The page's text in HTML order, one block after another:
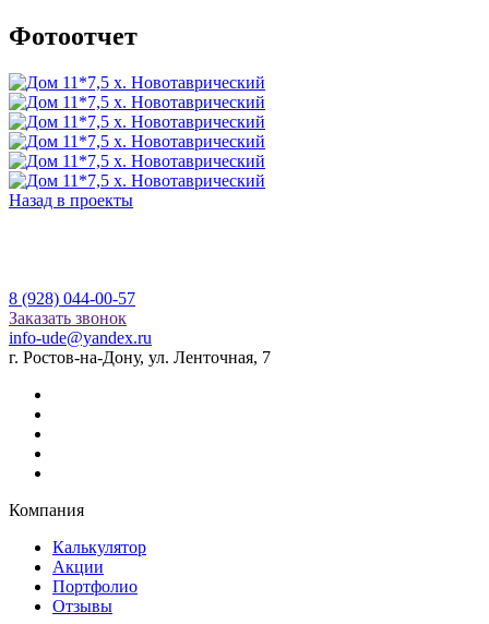
Фотоотчет
Назад в проекты
8 (928) 044-00-57
Заказать звонок
info-ude@yandex.ru
г. Ростов-на-Дону, ул. Ленточная, 7
Компания
Калькулятор
Акции
Портфолио
Отзывы